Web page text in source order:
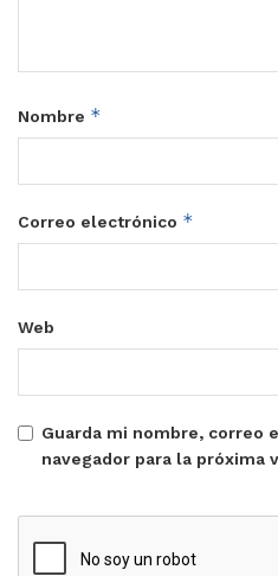
Nombre *
Correo electrónico *
Web
Guarda mi nombre, correo
navegador para la próxima